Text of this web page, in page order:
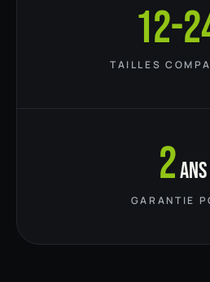
12-
TAILLES
2ans
GARANTIE